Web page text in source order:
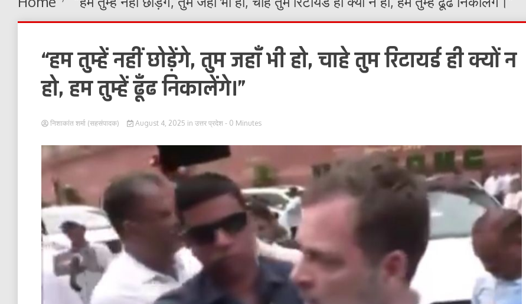
“हम तुम्हें नहीं छोड़ेंगे, तुम जहाँ भी हो, चाहे तुम रिटायर्ड ही क्यों न
हो, हम तुम्हें ढूँढ निकालेंगे।”
निशाकांत शर्मा (सहसंपादक) August 4, 2025 in उत्तर प्रदेश - 0 Minutes